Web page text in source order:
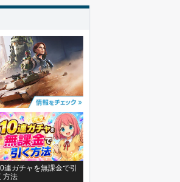
連ガチャを無課金で引
方法